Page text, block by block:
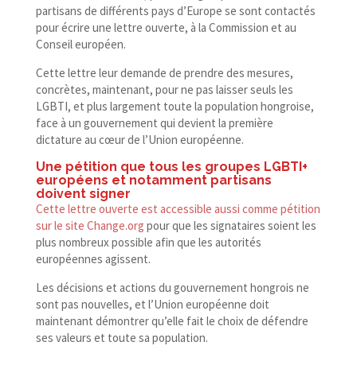
partisans de différents pays d’Europe se sont contactés
pour écrire une lettre ouverte, à la Commission et au
Conseil européen.
Cette lettre leur demande de prendre des mesures,
concrètes, maintenant, pour ne pas laisser seuls les
LGBTI, et plus largement toute la population hongroise,
face à un gouvernement qui devient la première
dictature au cœur de l’Union européenne.
Une pétition que tous les groupes LGBTI+
européens et notamment partisans
doivent signer
Cette lettre ouverte est accessible aussi comme pétition
sur le site Change​.org pour que les signataires soient les
plus nombreux possible afin que les autorités
européennes agissent.
Les décisions et actions du gouvernement hongrois ne
sont pas nouvelles, et l’Union européenne doit
maintenant démontrer qu’elle fait le choix de défendre
ses valeurs et toute sa population.